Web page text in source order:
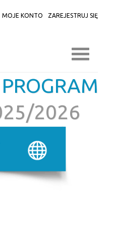
MOJE KONTO ZAREJESTRUJ SIĘ
2026